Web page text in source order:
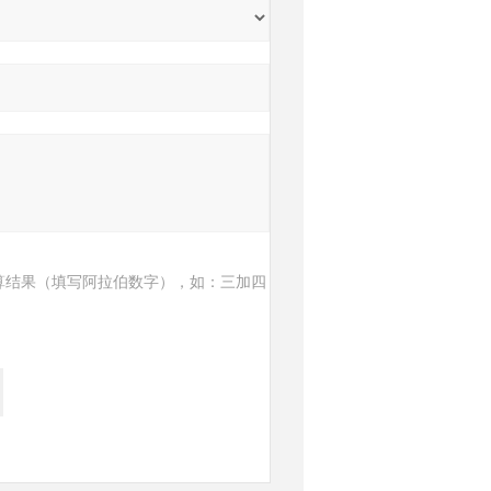
结果（填写阿拉伯数字），如：三加四